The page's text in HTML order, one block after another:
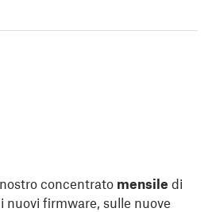
concentrato mensile di
nuovi firmware, sulle nuove